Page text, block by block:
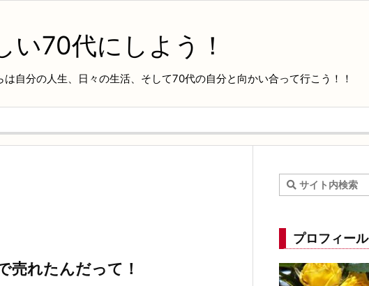
い70代にしよう！
自分の人生、日々の生活、そして70代の自分と向かい合って行こう！！
売れたんだって！
プロフィール